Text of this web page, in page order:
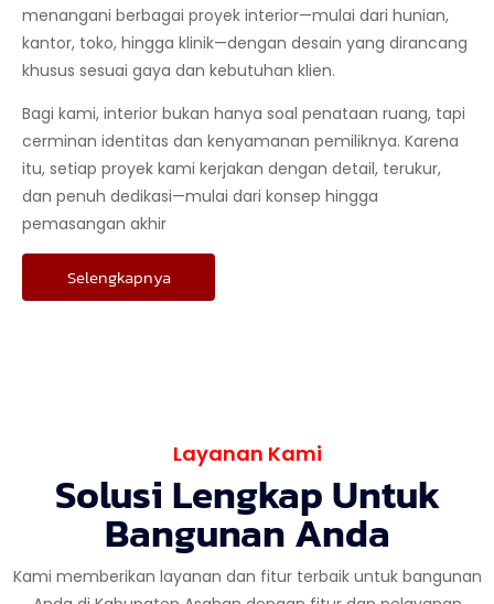
menangani berbagai proyek interior—mulai dari hunian,
kantor, toko, hingga klinik—dengan desain yang dirancang
khusus sesuai gaya dan kebutuhan klien.
Bagi kami, interior bukan hanya soal penataan ruang, tapi
cerminan identitas dan kenyamanan pemiliknya. Karena
itu, setiap proyek kami kerjakan dengan detail, terukur,
dan penuh dedikasi—mulai dari konsep hingga
pemasangan akhir
Selengkapnya
Layanan Kami
Solusi Lengkap Untuk
Bangunan Anda
Kami memberikan layanan dan fitur terbaik untuk bangunan